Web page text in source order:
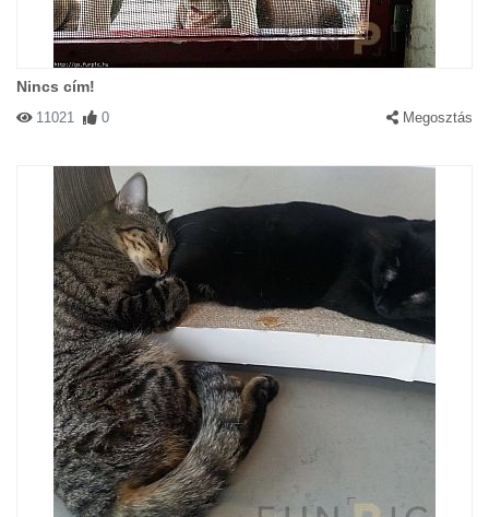
Nincs cím!
11021 0 Megosztás